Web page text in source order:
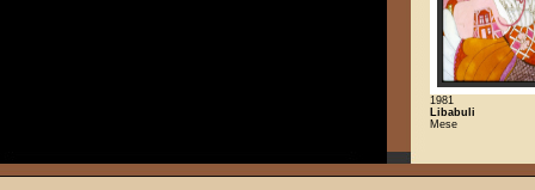
1981
Libabuli
Mese